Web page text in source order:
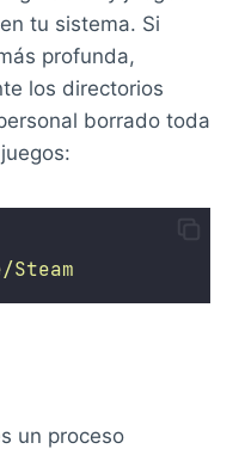
tu sistema. Si
profunda,
los directorios
borrado toda
un proceso